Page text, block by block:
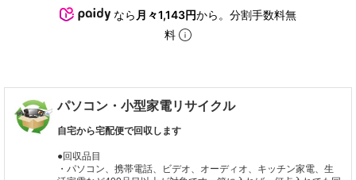
なら 月々1,143円から。分割手数料無
料
パソコン・小型家電リサイクル
自宅から宅配便で回収します
●回収品目
・パソコン、携帯電話、ビデオ、オーディオ、キッチン家電、生